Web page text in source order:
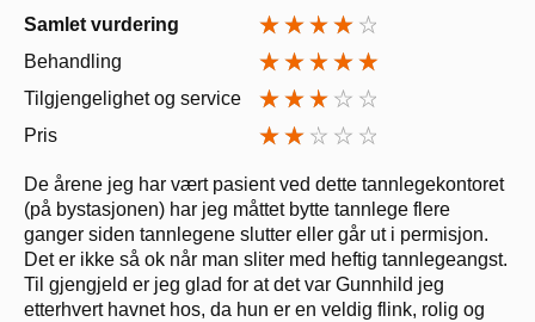
Samlet vurdering
Behandling
Tilgjengelighet og service
Pris
De årene jeg har vært pasient ved dette tannlegekontoret
(på bystasjonen) har jeg måttet bytte tannlege flere
ganger siden tannlegene slutter eller går ut i permisjon.
Det er ikke så ok når man sliter med heftig tannlegeangst.
Til gjengjeld er jeg glad for at det var Gunnhild jeg
etterhvert havnet hos, da hun er en veldig flink, rolig og